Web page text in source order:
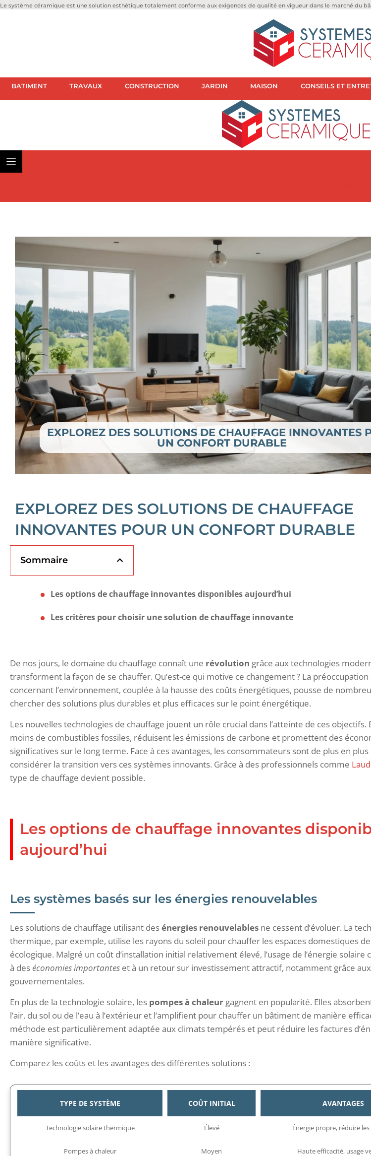
Le système céramique est une solution esthétique totalement conforme aux exigences de qualité en vigueur dans le marché du
BATIMENT TRAVAUX CONSTRUCTION JARDIN MAISON CONSEILS ET
EXPLOREZ DES SOLUTIONS DE CHAUFFAGE INNOVANTES
UN CONFORT DURABLE
EXPLOREZ DES SOLUTIONS DE CHAUFFAGE
INNOVANTES POUR UN CONFORT DURABLE
Sommaire
Les options de chauffage innovantes disponibles aujourd’hui
Les critères pour choisir une solution de chauffage innovante
De nos jours, le domaine du chauffage connaît une révolution grâce aux technologies
transforment la façon de se chauffer. Qu’est-ce qui motive ce changement ? La
concernant l’environnement, couplée à la hausse des coûts énergétiques, pousse de
chercher des solutions plus durables et plus efficaces sur le point énergétique.
Les nouvelles technologies de chauffage jouent un rôle crucial dans l’atteinte de ces objectifs.
moins de combustibles fossiles, réduisent les émissions de carbone et promettent des
significatives sur le long terme. Face à ces avantages, les consommateurs sont de plus en
considérer la transition vers ces systèmes innovants. Grâce à des professionnels comme
type de chauffage devient possible.
Les options de chauffage innovantes
aujourd’hui
Les systèmes basés sur les énergies renouvelables
Les solutions de chauffage utilisant desénergies renouvelables ne cessent d’évoluer. La
thermique, par exemple, utilise les rayons du soleil pour chauffer les espaces domestiques
écologique. Malgré un coût d’installation initial relativement élevé, l’usage de l’énergie solaire
à des économies importantes et à un retour sur investissement attractif, notamment grâce
gouvernementales.
En plus de la technologie solaire, les pompes à chaleur gagnent en popularité. Elles
l’air, du sol ou de l’eau à l’extérieur et l’amplifient pour chauffer un bâtiment de manière
méthode est particulièrement adaptée aux climats tempérés et peut réduire les factures
manière significative.
Comparez les coûts et les avantages des différentes solutions :
TYPE DE SYSTÈME COÛT INITIAL AVANTAGES
Technologie solaire thermique Élevé Énergie propre, réduire
Pompes à chaleur Moyen Haute efficacité, usage